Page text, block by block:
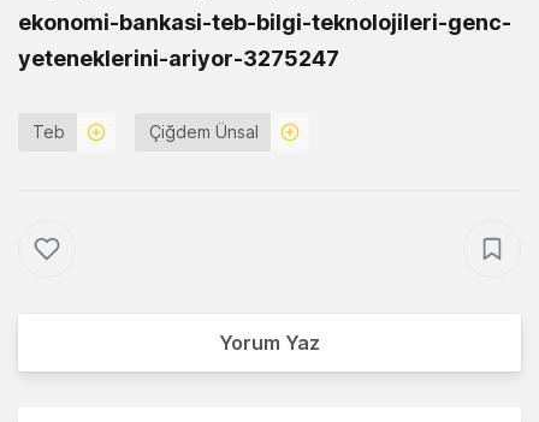
ekonomi-bankasi-teb-bilgi-teknolojileri-genc-
yeteneklerini-ariyor-3275247
Teb Çiğdem Ünsal
Yorum Yaz